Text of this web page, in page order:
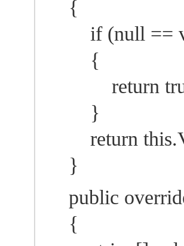
{
if (null ==
{
return
}
return
}
public
{